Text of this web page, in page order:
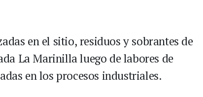
en el sitio, residuos y sobrantes de
La Marinilla luego de labores de
en los procesos industriales.